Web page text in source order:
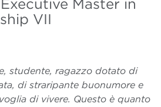
Master in
VII
studente, ragazzo dotato di
di straripante buonumore e
di vivere. Questo è quanto